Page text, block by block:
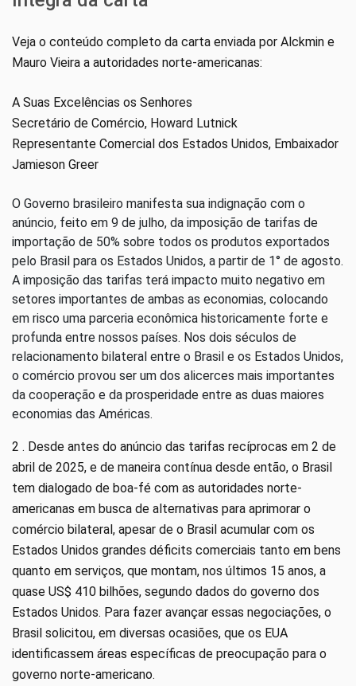
Veja o conteúdo completo da carta enviada por Alckmin e
Mauro Vieira a autoridades norte-americanas:
A Suas Excelências os Senhores
Secretário de Comércio, Howard Lutnick
Representante Comercial dos Estados Unidos, Embaixador
Jamieson Greer
O Governo brasileiro manifesta sua indignação com o
anúncio, feito em 9 de julho, da imposição de tarifas de
importação de 50% sobre todos os produtos exportados
pelo Brasil para os Estados Unidos, a partir de 1° de agosto.
A imposição das tarifas terá impacto muito negativo em
setores importantes de ambas as economias, colocando
em risco uma parceria econômica historicamente forte e
profunda entre nossos países. Nos dois séculos de
relacionamento bilateral entre o Brasil e os Estados Unidos,
o comércio provou ser um dos alicerces mais importantes
da cooperação e da prosperidade entre as duas maiores
economias das Américas.
2 . Desde antes do anúncio das tarifas recíprocas em 2 de
abril de 2025, e de maneira contínua desde então, o Brasil
tem dialogado de boa-fé com as autoridades norte-
americanas em busca de alternativas para aprimorar o
comércio bilateral, apesar de o Brasil acumular com os
Estados Unidos grandes déficits comerciais tanto em bens
quanto em serviços, que montam, nos últimos 15 anos, a
quase US$ 410 bilhões, segundo dados do governo dos
Estados Unidos. Para fazer avançar essas negociações, o
Brasil solicitou, em diversas ocasiões, que os EUA
identificassem áreas específicas de preocupação para o
governo norte-americano.